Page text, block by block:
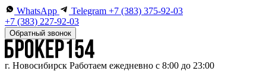
WhatsApp Telegram +7 (383) 375-92-03
+7 (383) 227-92-03
Обратный звонок
г. Новосибирск Работаем ежедневно с 8:00 до 23:00